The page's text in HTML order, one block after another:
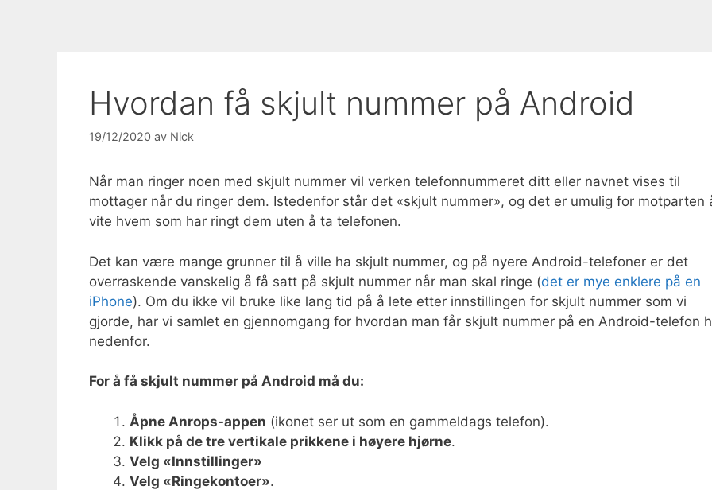
Hvordan få skjult nummer på Android
19/12/2020 av Nick
Når man ringer noen med skjult nummer vil verken telefonnummeret ditt eller navnet vises til
mottager når du ringer dem. Istedenfor står det «skjult nummer», og det er umulig for motparten
vite hvem som har ringt dem uten å ta telefonen.
Det kan være mange grunner til å ville ha skjult nummer, og på nyere Android-telefoner er det
overraskende vanskelig å få satt på skjult nummer når man skal ringe (det er mye enklere på en
iPhone). Om du ikke vil bruke like lang tid på å lete etter innstillingen for skjult nummer som vi
gjorde, har vi samlet en gjennomgang for hvordan man får skjult nummer på en Android-telefon
nedenfor.
For å få skjult nummer på Android må du:
Åpne Anrops-appen (ikonet ser ut som en gammeldags telefon).
Klikk på de tre vertikale prikkene i høyere hjørne.
Velg «Innstillinger»
Velg «Ringekontoer».